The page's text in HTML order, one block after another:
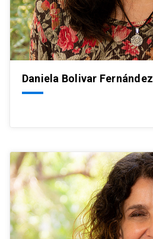
Daniela Bolivar Fernández